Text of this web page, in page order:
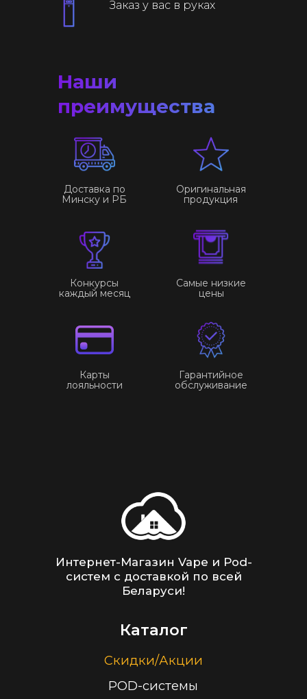
Заказ у вас в руках
Доставка по
Минску и РБ
Гарантийное
обслуживание
Оригинальная
продукция
Конкурсы
каждый месяц
Самые низкие
цены
Карты
лояльности
Наши
преимущества
Политика конфиденциальности
Принимаем к оплате
УНП 193636348